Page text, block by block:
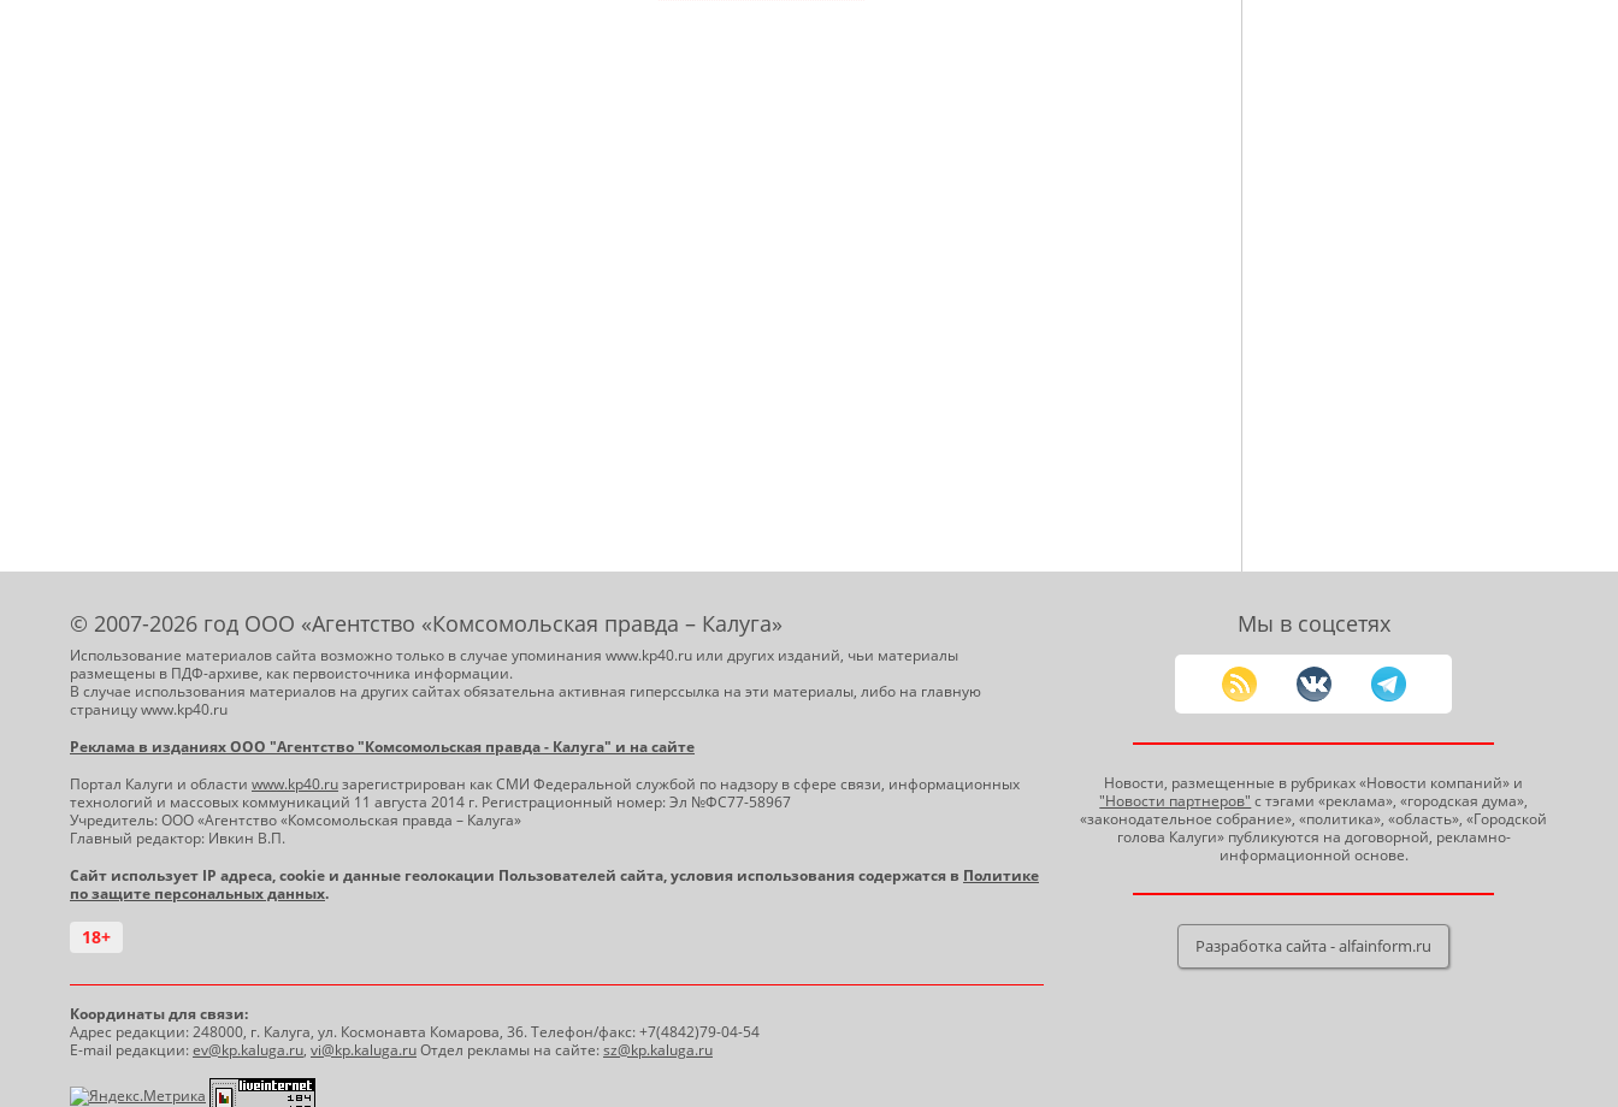
© 2007-2026 год ООО «Агентство «Комсомольская правда – Калуга»
Использование материалов сайта возможно только в случае упоминания www.kp40.ru или других изданий, чьи материалы
размещены в ПДФ-архиве, как первоисточника информации.
В случае использования материалов на других сайтах обязательна активная гиперссылка на эти материалы, либо на главную
страницу www.kp40.ru
Реклама в изданиях ООО "Агентство "Комсомольская правда - Калуга" и на сайте
Портал Калуги и области www.kp40.ruзарегистрирован как СМИ Федеральной службой по надзору в сфере связи, информационных
технологий и массовых коммуникаций 11 августа 2014 г. Регистрационный номер: Эл №ФС77-58967
Учредитель: ООО «Агентство «Комсомольская правда – Калуга»
Главный редактор: Ивкин В.П.
Сайт использует IP адреса, cookie и данные геолокации Пользователей сайта, условия использования содержатся в Политике
по защите персональных данных.
18+
Координаты для связи:
Адрес редакции: 248000, г. Калуга, ул. Космонавта Комарова, 36. Телефон/факс: +7(4842)79-04-54
E-mail редакции:ev@kp.kaluga.ru, vi@kp.kaluga.ruОтдел рекламы на сайте:sz@kp.kaluga.ru
Мы в соцсетях
Новости, размещенные в рубриках «Новости компаний» и
"Новости партнеров" с тэгами «реклама», «городская дума»,
«законодательное собрание», «политика», «область», «Городской
голова Калуги» публикуются на договорной, рекламно-
информационной основе.
Разработка сайта - alfainform.ru